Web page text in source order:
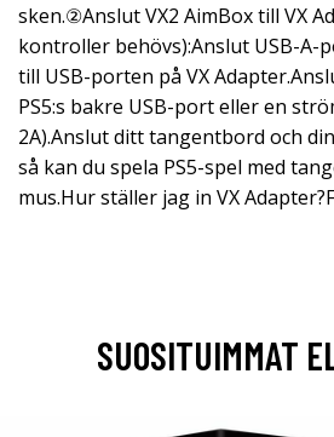
sken.②Anslut VX2 AimBox till VX
kontroller behövs):Anslut USB-A-
till USB-porten på VX
PS5:s bakre USB-port eller en
2A).Anslut ditt tangentbord och
så kan du spela PS5-spel med
mus.Hur ställer jag in VX
SUOSITUIMMAT